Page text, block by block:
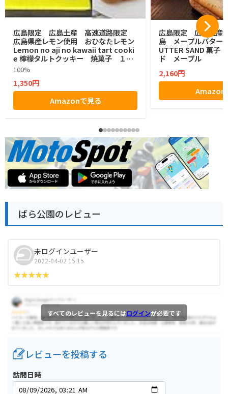
広島限定 広島土産 高速道路限定
広島県産レモン使用 おひなたレモン
Lemon no aji no kawaii tart cooki
e 檸檬タルトクッキー 焼菓子 １２
個
100%
1,350円
Amazonで見る
広島限定 広島土産
島 メープルバター
UTTER SAND 菓
ド メープル
2,160円
Amazon
ばら公園のレビュー
未ログインユーザー
2022-04-02 15:15
すべてのレビューを見るにはログインが必要です
レビューを投稿する
訪問日時